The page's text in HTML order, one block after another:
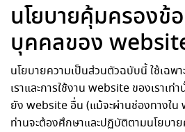
นโยบายคุ้มครองข้
บุคคลของ
นโยบายความเป็นส่วนตัวฉบับนี้ ใช้เฉพา
เราและการใช้งาน website ของเราเ
ยัง website อื่น (แม้จะผ่านช่องทางใน
ท่านจะต้องศึกษาและปฏิบัติตามนโยบา